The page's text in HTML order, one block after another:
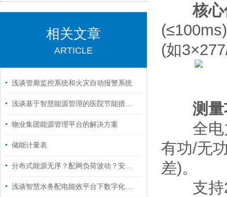
相关文章
ARTICLE
浅谈管廊监控系统和火灾自动报警系统
浅谈基于智慧能源管理的医院节能措施分析
物业集团能源管理平台的解决方案
储能计量表
分布式能源无序？配网负荷波动？安科瑞智慧方案让新型电力网管理无忧！
浅谈智慧水务配电能效平台下数字化转型的挑战与实践
核
(如
测
全电力
有功/无
差)。
支持